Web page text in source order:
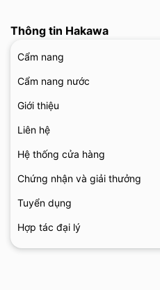
Thông tin Hakawa
Cẩm nang
Cẩm nang nước
Giới thiệu
Liên hệ
Hệ thống cửa hàng
Chứng nhận và giải thưởng
Tuyển dụng
Hợp tác đại lý